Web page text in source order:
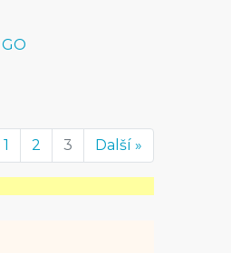
1 2 3 Další »